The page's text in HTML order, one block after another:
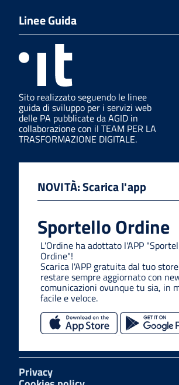
Linee Guida
Sito realizzato seguendo le linee
guida di sviluppo per i servizi web
delle PA pubblicate da AGID in
collaborazione con il TEAM PER LA
TRASFORMAZIONE DIGITALE.
NOVITÀ: Scarica l'app
Sportello Ordine
L'Ordine ha adottato l'APP
Ordine"!
Scarica l'APP gratuita dal tuo
restare sempre aggiornato con
comunicazioni ovunque tu sia, in
facile e veloce.
Privacy